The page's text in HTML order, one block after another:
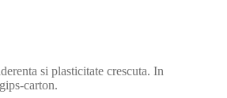
si plasticitate crescuta. In
carton.